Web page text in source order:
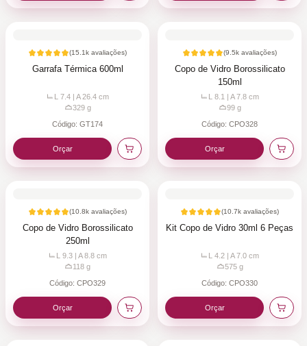
(15.1k avaliações)
Garrafa Térmica 600ml
L 7.4 | A 26.4 cm
329g
Código: GT174
Orçar
(9.5k avaliações)
Copo de Vidro Borossilicato
150ml
L 8.1 | A 7.8 cm
99g
Código: CPO328
Orçar
(10.8k avaliações)
Copo de Vidro Borossilicato
250ml
L 9.3 | A 8.8 cm
118 g
Código: CPO329
Orçar
(10.7k avaliações)
Kit Copo de Vidro 30ml 6 Peças
L 4.2 | A 7.0 cm
575g
Código: CPO330
Orçar